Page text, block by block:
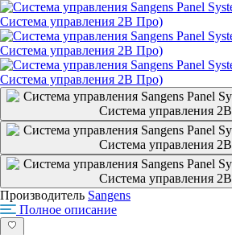
Производитель Sangens
Полное описание